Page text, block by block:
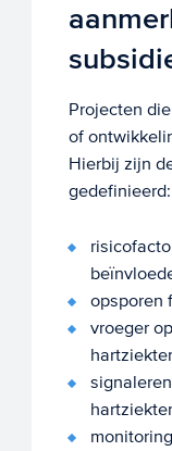
Projecten
of
Hierbij zijn
gedefinieerd:
opsporen
vroeger